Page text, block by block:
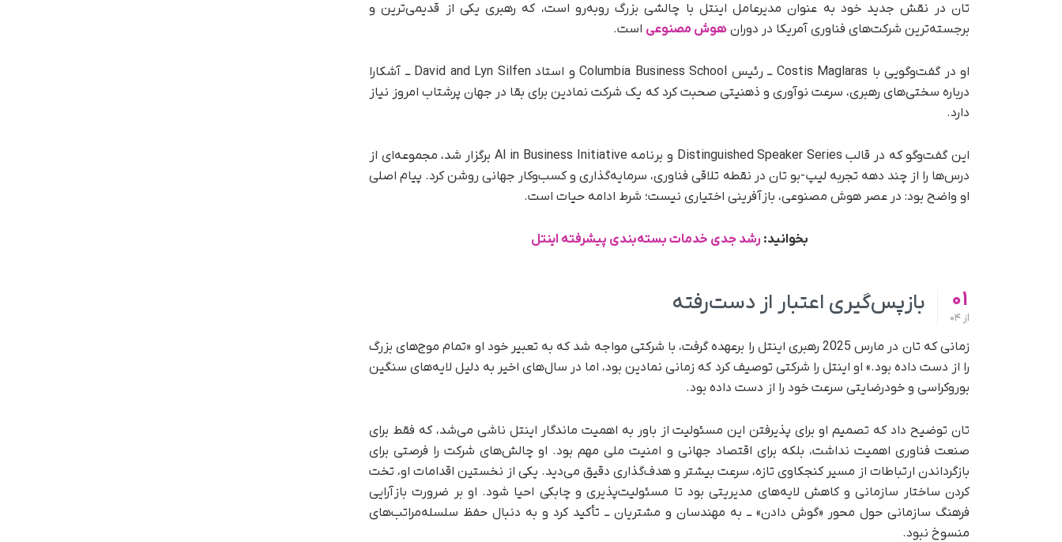
تان در نقش جدید خود به‌ عنوان مدیرعامل اینتل با چالشی بزرگ روبه‌رو است، که رهبری یکی از قدیمی‌ترین و
برجسته‌ترین شرکت‌های فناوری آمریکا در دوران هوش مصنوعی است.
او در گفت‌وگویی با Costis Maglaras ــ رئیس Columbia Business School و استاد David and Lyn Silfen ــ آشکارا
درباره سختی‌های رهبری، سرعت نوآوری و ذهنیتی صحبت کرد که یک شرکت نمادین برای بقا در جهان پرشتاب امروز نیاز
دارد.
این گفت‌وگو که در قالب Distinguished Speaker Series و برنامه AI in Business Initiative برگزار شد، مجموعه‌ای از
درس‌ها را از چند دهه تجربه لیپ-بو تان در نقطه تلاقی فناوری، سرمایه‌گذاری و کسب‌وکار جهانی روشن کرد. پیام اصلی
او واضح بود: در عصر هوش مصنوعی، بازآفرینی اختیاری نیست؛ شرط ادامه حیات است.
بخوانید: رشد جدی خدمات بسته‌بندی پیشرفته اینتل
01
از
بازپس‌گیری اعتبار از دست‌رفته
زمانی که تان در مارس 2025 رهبری اینتل را برعهده گرفت، با شرکتی مواجه شد که به تعبیر خود او «تمام موج‌های بزرگ
را از دست داده بود.» او اینتل را شرکتی توصیف کرد که زمانی نمادین بود، اما در سال‌های اخیر به‌ دلیل لایه‌های سنگین
بوروکراسی و خودرضایتی سرعت خود را از دست داده بود.
تان توضیح داد که تصمیم او برای پذیرفتن این مسئولیت از باور به اهمیت ماندگار اینتل ناشی می‌شد، که فقط برای
صنعت فناوری اهمیت نداشت، بلکه برای اقتصاد جهانی و امنیت ملی مهم بود. او چالش‌های شرکت را فرصتی برای
بازگرداندن ارتباطات از مسیر کنجکاوی تازه، سرعت بیشتر و هدف‌گذاری دقیق می‌دید. یکی از نخستین اقدامات او، تخت‌
کردن ساختار سازمانی و کاهش لایه‌های مدیریتی بود تا مسئولیت‌پذیری و چابکی احیا شود. او بر ضرورت بازآرایی
فرهنگ سازمانی حول محور «گوش‌ دادن» ــ به مهندسان و مشتریان ــ تأکید کرد و به دنبال حفظ سلسله‌مراتب‌های
منسوخ نبود.